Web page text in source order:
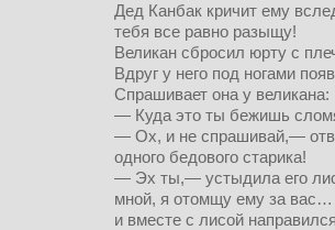
Дед Канбак кричит ему
тебя все равно разыщу!
Великан сбросил юрту с
Вдруг у него под ногами
Спрашивает она у великана:
— Куда это ты бежишь
— Ох, и не спрашивай,—
одного бедового старика!
— Эх ты,— устыдила его
мной, я отомщу ему за вас…
и вместе с лисой